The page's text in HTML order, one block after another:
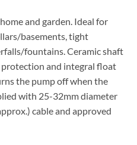
and garden. Ideal for
basements, tight
fountains. Ceramic shaft
and integral float
the pump off when the
with 25-32mm diameter
cable and approved